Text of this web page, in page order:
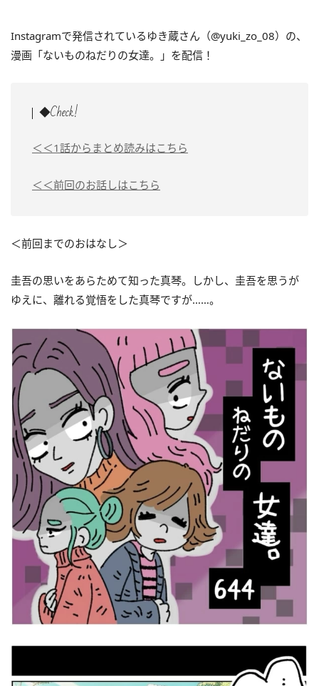
Instagramで発信されているゆき蔵さん（@yuki_zo_08）の、
漫画「ないものねだりの女達。」を配信！
◆Check!
＜＜1話からまとめ読みはこちら
＜＜前回のお話しはこちら
＜前回までのおはなし＞
圭吾の思いをあらためて知った真琴。しかし、圭吾を思うが
ゆえに、離れる覚悟をした真琴ですが……。